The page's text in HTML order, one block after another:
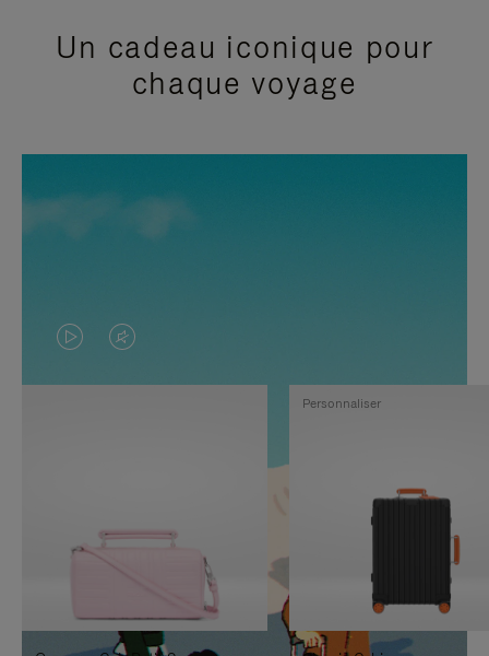
Un cadeau iconique pour
chaque voyage
LA
VIDÉO
PAUSE,
APPUYEZ
SUR
LE
SON
DÉSACTIVÉ.
VEUILLEZ
Personnaliser